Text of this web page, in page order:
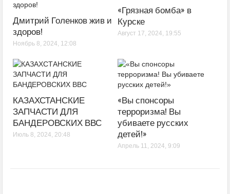
Дмитрий Голенков жив и
здоров!
Ноябрь 8, 2024, 12:08
«Грязная бомба» в
Курске
Август 17, 2024, 19:55
КАЗАХСТАНСКИЕ
ЗАПЧАСТИ ДЛЯ
БАНДЕРОВСКИХ ВВС
Июль 8, 2024, 20:48
«Вы спонсоры
терроризма! Вы
убиваете русских
детей!»
Апрель 11, 2024, 9:09